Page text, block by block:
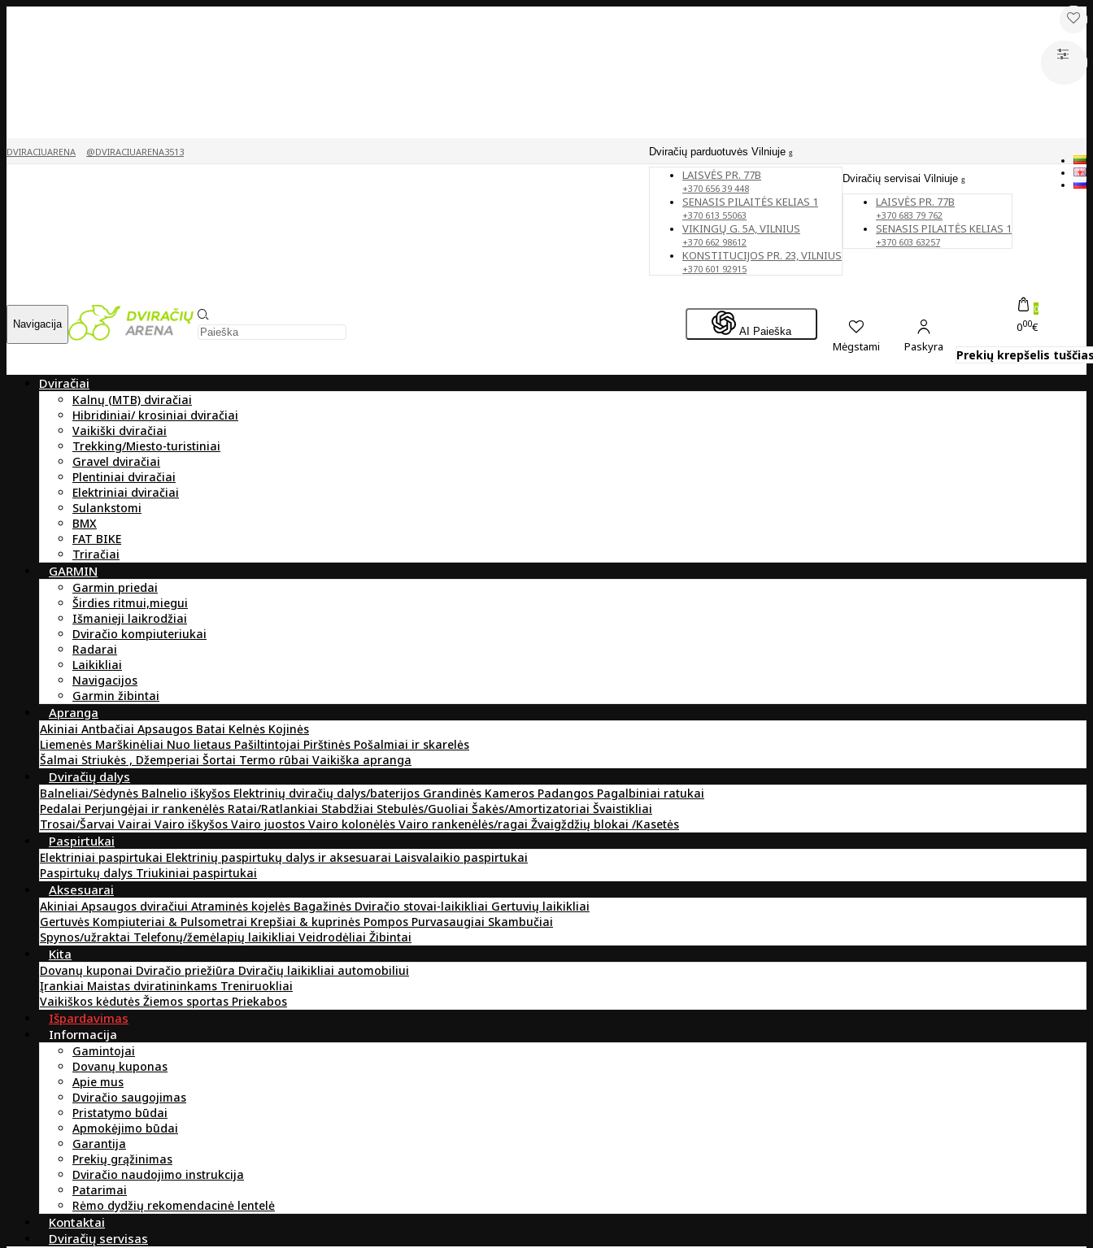
Dviračių parduotuvės Vilniuje
LAISVĖS PR. 77B
+370 656 39 448
SENASIS PILAITĖS KELIAS 1
+370 613 55063
VIKINGŲ G. 5A, VILNIUS
+370 662 98612
KONSTITUCIJOS PR. 23, VILNIUS
+370 601 92915
Dviračių servisai Vilniuje
LAISVĖS PR. 77B
+370 683 79 762
SENASIS PILAITĖS KELIAS 1
+370 603 63257
DVIRACIUARENA @DVIRACIUARENA3513
Navigacija
AI Paieška
Mėgstami Paskyra
0
000€
Prekių krepšelis
Dviračiai
Kalnų (MTB) dviračiai
Hibridiniai/ krosiniai dviračiai
Vaikiški dviračiai
Trekking/Miesto-turistiniai
Gravel dviračiai
Plentiniai dviračiai
Elektriniai dviračiai
Sulankstomi
BMX
FAT BIKE
Triračiai
GARMIN
Garmin priedai
Širdies ritmui,miegui
Išmanieji laikrodžiai
Dviračio kompiuteriukai
Radarai
Laikikliai
Navigacijos
Garmin žibintai
Apranga
Akiniai Antbačiai Apsaugos Batai Kelnės Kojinės
Liemenės Marškinėliai Nuo lietaus Pašiltintojai Pirštinės Pošalmiai ir skarelės
Šalmai Striukės , Džemperiai Šortai Termo rūbai Vaikiška apranga
Dviračių dalys
Balneliai/Sėdynės Balnelio iškyšos Elektrinių dviračių dalys/baterijos Grandinės Kameros Padangos Pagalbiniai ratukai
Pedalai Perjungėjai ir rankenėlės Ratai/Ratlankiai Stabdžiai Stebulės/Guoliai Šakės/Amortizatoriai Švaistikliai
Trosai/Šarvai Vairai Vairo iškyšos Vairo juostos Vairo kolonėlės Vairo rankenėlės/ragai Žvaigždžių blokai /Kasetės
Paspirtukai
Elektriniai paspirtukai Elektrinių paspirtukų dalys ir aksesuarai Laisvalaikio paspirtukai
Paspirtukų dalys Triukiniai paspirtukai
Aksesuarai
Akiniai Apsaugos dviračiui Atraminės kojelės Bagažinės Dviračio stovai-laikikliai Gertuvių laikikliai
Gertuvės Kompiuteriai & Pulsometrai Krepšiai & kuprinės Pompos Purvasaugiai Skambučiai
Spynos/užraktai Telefonų/žemėlapių laikikliai Veidrodėliai Žibintai
Kita
Dovanų kuponai Dviračio priežiūra Dviračių laikikliai automobiliui
Įrankiai Maistas dviratininkams Treniruokliai
Vaikiškos kėdutės Žiemos sportas Priekabos
Išpardavimas
Informacija
Gamintojai
Dovanų kuponas
Apie mus
Dviračio saugojimas
Pristatymo būdai
Apmokėjimo būdai
Garantija
Prekių grąžinimas
Dviračio naudojimo instrukcija
Patarimai
Rėmo dydžių rekomendacinė lentelė
Kontaktai
Dviračių servisas